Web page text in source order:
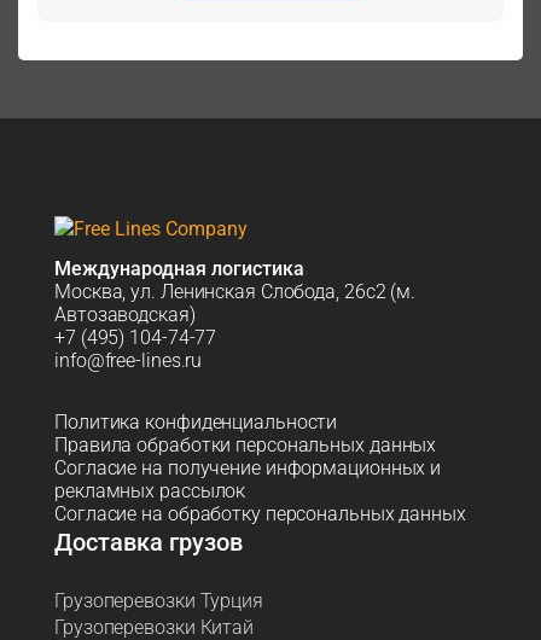
Международная логистика
Москва, ул. Ленинская Слобода, 26с2 (м.
Автозаводская)
+7 (495) 104-74-77
info@free-lines.ru
Политика конфиденциальности
Правила обработки персональных данных
Согласие на получение информационных и
рекламных рассылок
Согласие на обработку персональных данных
Доставка грузов
Грузоперевозки Турция
Грузоперевозки Китай